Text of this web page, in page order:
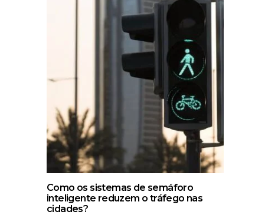
Como os sistemas de semáforo
inteligente reduzem o tráfego nas
cidades?